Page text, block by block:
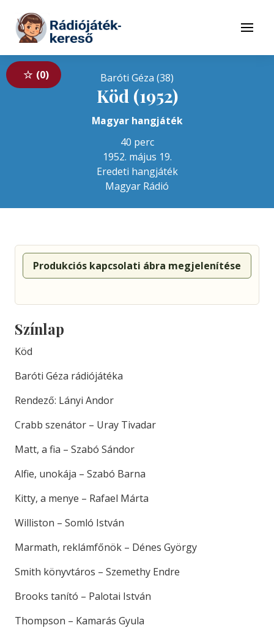
Tovább a tartalomhoz
Menü
0 Baróti Géza (38)
Köd (1952)
Magyar hangjáték
40 perc
1952. május 19.
Eredeti hangjáték
Magyar Rádió
Produkciós kapcsolati ábra megjelenítése
Színlap
Köd
Baróti Géza rádiójátéka
Rendező: Lányi Andor
Crabb szenátor – Uray Tivadar
Matt, a fia – Szabó Sándor
Alfie, unokája – Szabó Barna
Kitty, a menye – Rafael Márta
Williston – Somló István
Marmath, reklámfőnök – Dénes György
Smith könyvtáros – Szemethy Endre
Brooks tanító – Palotai István
Thompson – Kamarás Gyula